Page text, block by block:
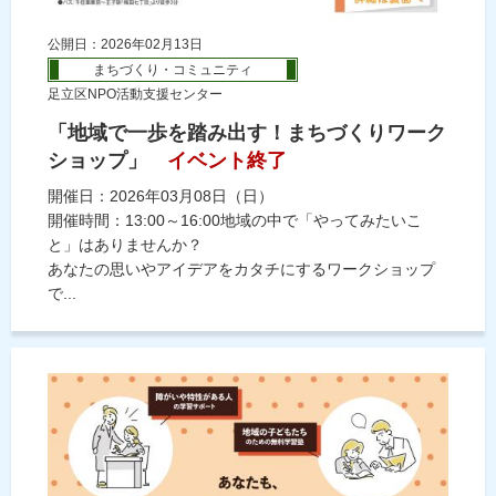
公開日：2026年02月13日
まちづくり・コミュニティ
足立区NPO活動支援センター
「地域で一歩を踏み出す！まちづくりワーク
ショップ」
イベント終了
開催日：2026年03月08日（日）
開催時間：13:00～16:00地域の中で「やってみたいこ
と」はありませんか？
あなたの思いやアイデアをカタチにするワークショップ
で...